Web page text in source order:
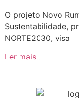
O projeto Novo
Sustentabilidade,
NORTE2030, visa
Ler mais...